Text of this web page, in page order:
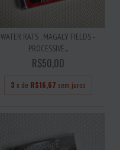
WATER RATS , MAGALY FIELDS -
PROCESSIVE...
R$50,00
3 x de R$16,67 sem juros